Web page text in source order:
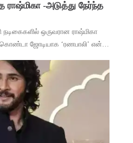
ராஷ்மிகா -அடுத்து நேர்ந்த
ஒருவரான ராஷ்மிகா
ஜோடியாக ‘ரணபாலி’ என்ற
என்ற படத